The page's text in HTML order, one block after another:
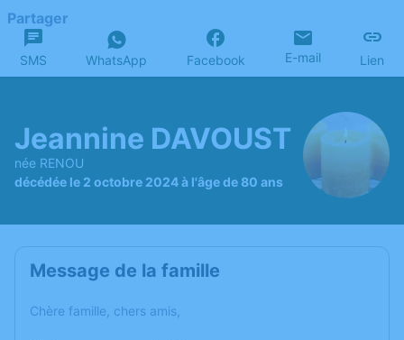
Partager
SMS WhatsApp Facebook E-mail Lien
Jeannine DAVOUST
née RENOU
décédée le 2 octobre 2024 à l'âge de 80 ans
Message de la famille
Chère famille, chers amis,